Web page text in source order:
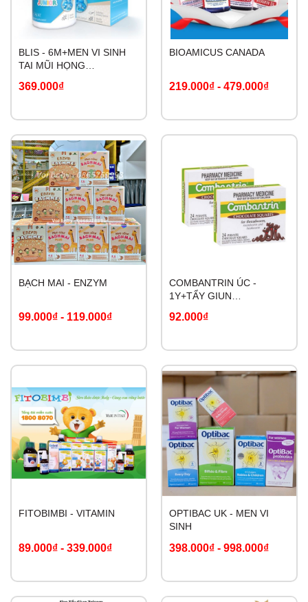
BLIS - 6M+MEN VI SINH
TAI MŨI HỌNG
DEFENCE JUNIOR
369.000₫
BIOAMICUS CANADA
219.000₫ - 479.000₫
BẠCH MAI - ENZYM
99.000₫ - 119.000₫
COMBANTRIN ÚC -
1Y+TẨY GIUN
92.000₫
FITOBIMBI - VITAMIN
89.000₫ - 339.000₫
OPTIBAC UK - MEN VI
SINH
398.000₫ - 998.000₫